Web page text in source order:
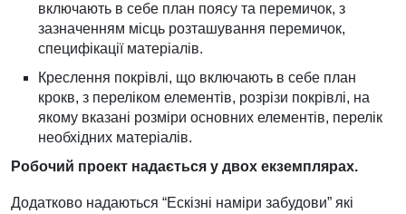
включають в себе план поясу та перемичок, з
зазначенням місць розташування перемичок,
специфікації матеріалів.
Креслення покрівлі, що включають в себе план
крокв, з переліком елементів, розрізи покрівлі, на
якому вказані розміри основних елементів, перелік
необхідних матеріалів.
Робочий проект надається у двох екземплярах.
Додатково надаються “Ескізні наміри забудови” які